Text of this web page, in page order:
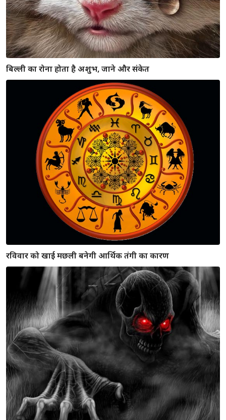
क्या संकेत देता है उल्लू का मनुष्य पर बैठना - शगुन या अपशगुन ?
कुंवारे लड़के लड़कियों के लिए खुशखबरी, 90 दिन में होगी शादी अगर
करेंगे ऐसा